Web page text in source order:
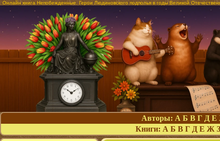
Онлайн книга Непобежденные. Герои Людиновского подполья в годы Великой
Авторы: А Б В Г Д Е
Книги: А Б В Г Д Е Ж З